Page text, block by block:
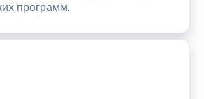
программ.